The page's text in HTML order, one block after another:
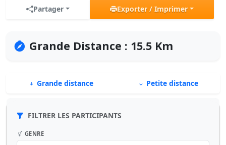
Partager Exporter / Imprimer
Grande Distance : 15.5 Km
Grande distance Petite distance
FILTRER LES PARTICIPANTS
GENRE